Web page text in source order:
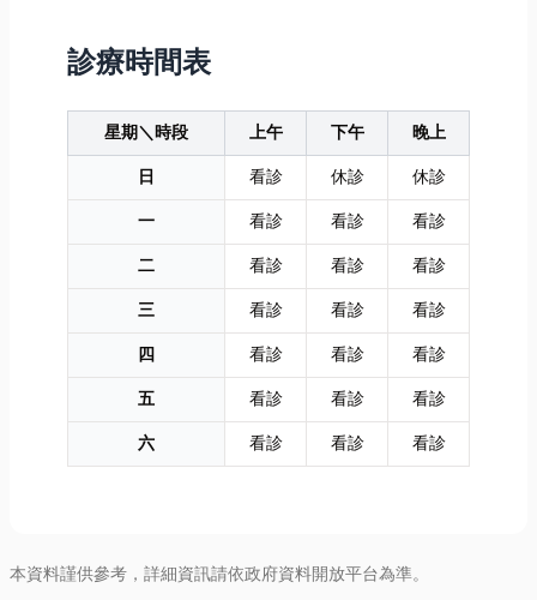
診療時間表
星期＼時段 上午 下午
晚上
日
看診 休診
休診
一
看診 看診
看診
二
看診 看診
看診
三
看診 看診
看診
四
看診 看診
看診
五
看診 看診
看診
六
看診 看診 看診
本資料謹供參考，詳細資訊請依政府資料開放平台為準。